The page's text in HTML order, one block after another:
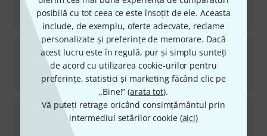
posibilă cu tot ceea ce este însoțit de ele. Aceasta
include, de exemplu, oferte adecvate, reclame
personalizate și preferințe de memorare. Dacă
acest lucru este în regulă, pur și simplu sunteți
de acord cu utilizarea cookie-urilor pentru
preferințe, statistici și marketing făcând clic pe
„Bine!” (arata tot).
Vă puteți retrage oricând consimțământul prin
intermediul setărilor cookie (aici)
3.190lei
Desview OL14
în stoc
5.599 lei
YoloLivYoloBox Ultra B-Stock